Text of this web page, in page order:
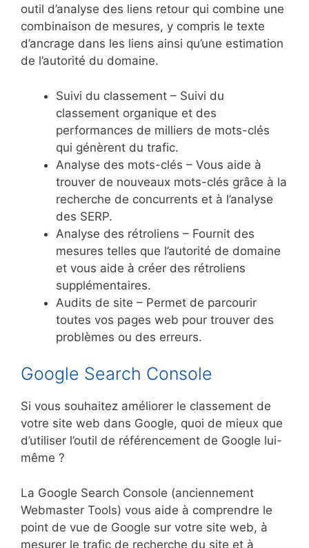
outil d’analyse des liens retour qui combine une
combinaison de mesures, y compris le texte
d’ancrage dans les liens ainsi qu’une estimation
de l’autorité du domaine.
Suivi du classement – Suivi du
classement organique et des
performances de milliers de mots-clés
qui génèrent du trafic.
Analyse des mots-clés – Vous aide à
trouver de nouveaux mots-clés grâce à la
recherche de concurrents et à l’analyse
des SERP.
Analyse des rétroliens – Fournit des
mesures telles que l’autorité de domaine
et vous aide à créer des rétroliens
supplémentaires.
Audits de site – Permet de parcourir
toutes vos pages web pour trouver des
problèmes ou des erreurs.
Google Search Console
Si vous souhaitez améliorer le classement de
votre site web dans Google, quoi de mieux que
d’utiliser l’outil de référencement de Google lui-
même ?
La Google Search Console (anciennement
Webmaster Tools) vous aide à comprendre le
point de vue de Google sur votre site web, à
mesurer le trafic de recherche du site et à